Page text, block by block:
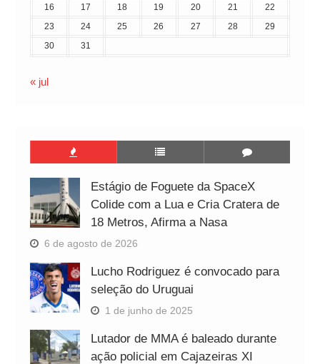
16
17 18 19 20 21
22
23
24 25 26 27 28
29
30
31
« jul
Estágio de Foguete da SpaceX
Colide com a Lua e Cria Cratera de
18 Metros, Afirma a Nasa
6 de agosto de 2026
Lucho Rodriguez é convocado para
seleção do Uruguai
1 de junho de 2025
Lutador de MMA é baleado durante
ação policial em Cajazeiras XI